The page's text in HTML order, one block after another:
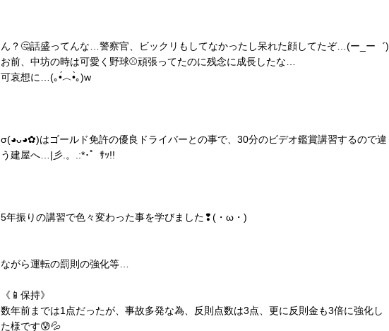
ん？🤔話盛ってんな…警察官、ビックリもしてなかったし呆れた顔してたぞ…(⁠ー⁠_⁠ー⁠゛⁠)
お前、中坊の時は可愛く野球⚾️頑張ってたのに残念に成長したな…
可哀想に…(⁠｡⁠•́⁠︿⁠•̀⁠｡⁠)w
σ(⁠◕⁠ᴗ⁠◕⁠✿⁠)はゴールド免許の優良ドライバーとの事で、30分のビデオ鑑賞講習するので違
う建屋へ…|彡.。.:*･゜ｻｯ!!
5年振りの講習で色々変わった事を学びました❢(⁠・⁠ω・⁠)⁠ゞ
ながら運転の罰則の強化等…
《📱保持》
数年前までは1点だったが、事故多発な為、反則点数は3点、更に反則金も3倍に強化し
た様です😰💦